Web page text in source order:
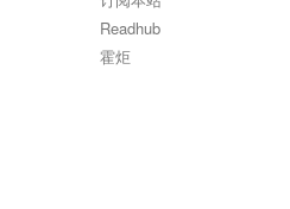
Readhub
霍炬